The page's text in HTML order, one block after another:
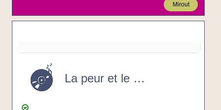
Mirout
le
La peur et le vent